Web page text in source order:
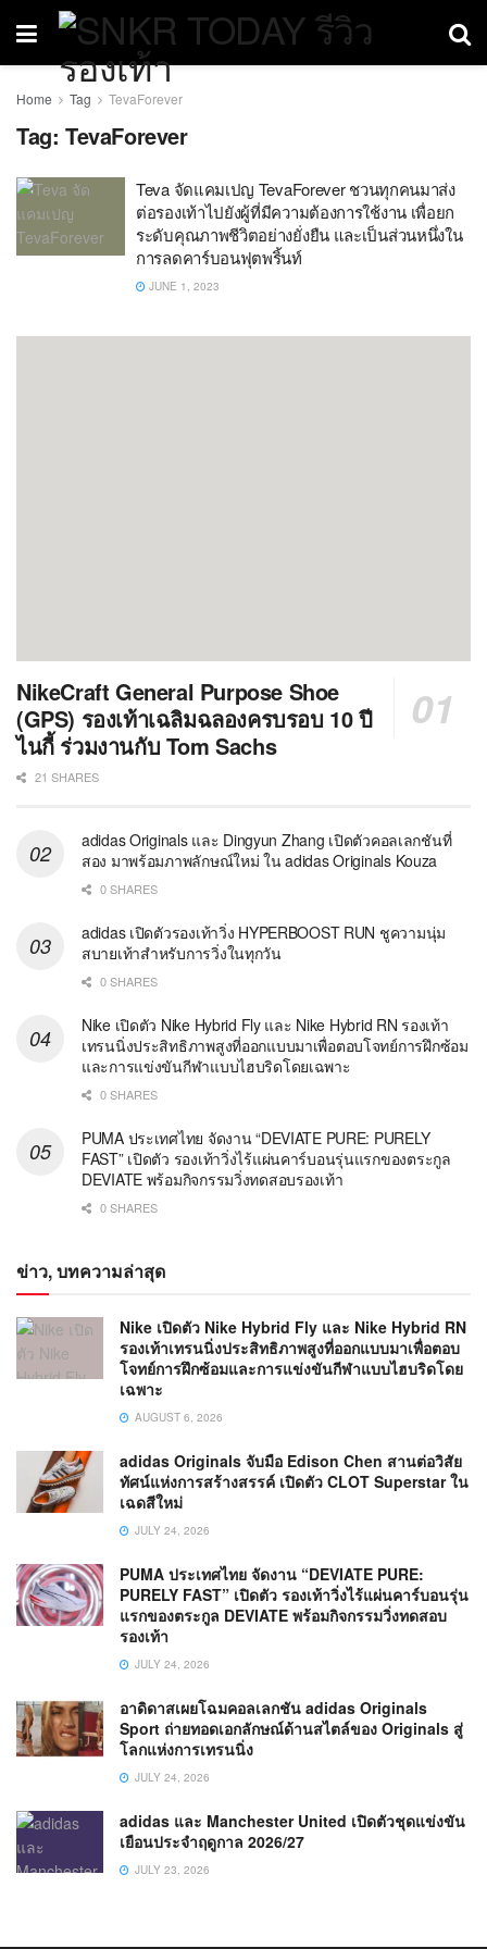
Home Tag TevaForever
Tag: TevaForever
Teva จัดแคมเปญ TevaForever ชวนทุกคนมาส่ง
ต่อรองเท้าไปยังผู้ที่มีความต้องการใช้งาน เพื่อยก
ระดับคุณภาพชีวิตอย่างยั่งยืน และเป็นส่วนหนึ่งใน
การลดคาร์บอนฟุตพริ้นท์
JUNE 1, 2023
NikeCraft General Purpose Shoe
(GPS) รองเท้าเฉลิมฉลองครบรอบ 10 ปี
ไนกี้ ร่วมงานกับ Tom Sachs
21 SHARES
adidas Originals และ Dingyun Zhang เปิดตัวคอลเลกชันที่
สอง มาพร้อมภาพลักษณ์ใหม่ ใน adidas Originals Kouza
0 SHARES
adidas เปิดตัวรองเท้าวิ่ง HYPERBOOST RUN ชูความนุ่ม
สบายเท้าสำหรับการวิ่งในทุกวัน
0 SHARES
Nike เปิดตัว Nike Hybrid Fly และ Nike Hybrid RN รองเท้า
เทรนนิ่งประสิทธิภาพสูงที่ออกแบบมาเพื่อตอบโจทย์การฝึกซ้อม
และการแข่งขันกีฬาแบบไฮบริดโดยเฉพาะ
0 SHARES
PUMA ประเทศไทย จัดงาน “DEVIATE PURE: PURELY
FAST” เปิดตัว รองเท้าวิ่งไร้แผ่นคาร์บอนรุ่นแรกของตระกูล
DEVIATE พร้อมกิจกรรมวิ่งทดสอบรองเท้า
0 SHARES
ข่าว, บทความล่าสุด
Nike เปิดตัว Nike Hybrid Fly และ Nike Hybrid RN
รองเท้าเทรนนิ่งประสิทธิภาพสูงที่ออกแบบมาเพื่อตอบ
โจทย์การฝึกซ้อมและการแข่งขันกีฬาแบบไฮบริดโดย
เฉพาะ
AUGUST 6, 2026
adidas Originals จับมือ Edison Chen สานต่อวิสัย
ทัศน์แห่งการสร้างสรรค์ เปิดตัว CLOT Superstar ใน
เฉดสีใหม่
JULY 24, 2026
PUMA ประเทศไทย จัดงาน “DEVIATE PURE:
PURELY FAST” เปิดตัว รองเท้าวิ่งไร้แผ่นคาร์บอนรุ่น
แรกของตระกูล DEVIATE พร้อมกิจกรรมวิ่งทดสอบ
รองเท้า
JULY 24, 2026
อาดิดาสเผยโฉมคอลเลกชัน adidas Originals
Sport ถ่ายทอดเอกลักษณ์ด้านสไตล์ของ Originals สู่
โลกแห่งการเทรนนิ่ง
JULY 24, 2026
adidas และ Manchester United เปิดตัวชุดแข่งขัน
เยือนประจำฤดูกาล 2026/27
JULY 23, 2026